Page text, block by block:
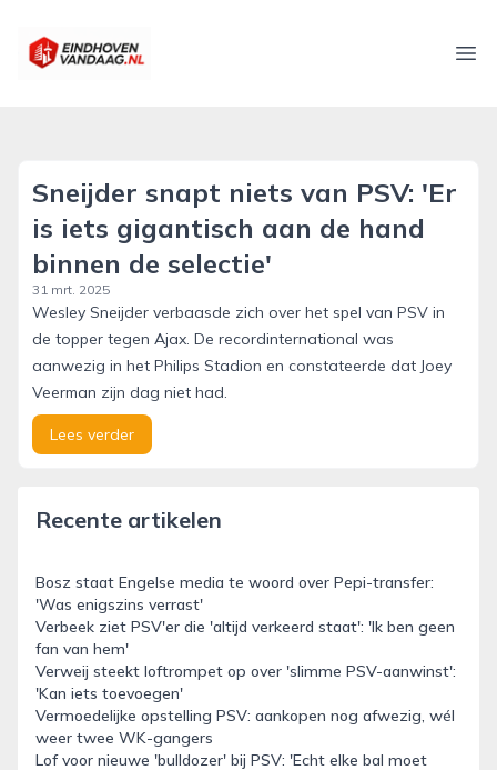
eindhovenvandaag.nl
Sneijder snapt niets van PSV: 'Er
is iets gigantisch aan de hand
binnen de selectie'
31 mrt. 2025
Wesley Sneijder verbaasde zich over het spel van PSV in
de topper tegen Ajax. De recordinternational was
aanwezig in het Philips Stadion en constateerde dat Joey
Veerman zijn dag niet had.
Lees verder
Recente artikelen
Bosz staat Engelse media te woord over Pepi-transfer:
'Was enigszins verrast'
Verbeek ziet PSV'er die 'altijd verkeerd staat': 'Ik ben geen
fan van hem'
Verweij steekt loftrompet op over 'slimme PSV-aanwinst':
'Kan iets toevoegen'
Vermoedelijke opstelling PSV: aankopen nog afwezig, wél
weer twee WK-gangers
Lof voor nieuwe 'bulldozer' bij PSV: 'Echt elke bal moet